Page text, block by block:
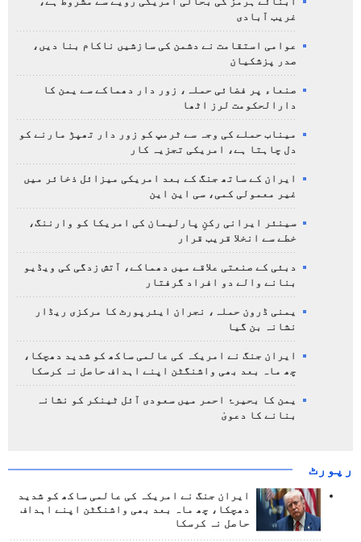
غریب آبادی
عوامی استقامت نے دشمن کی سازشیں ناکام بنا دیں،
صدر پزشکیان
صنعاء پر فضائی حملہ، زور دار دھماکے سے یمن کا
دارالحکومت لرز اٹھا
میناب حملے کی وجہ سے ٹرمپ کو زور دار تھپڑ مارنے کو
دل چاہتا ہے، امریکی تجزیہ کار
ایران کے ساتھ جنگ کے بعد امریکی میزائل ذخائر میں
غیر معمولی کمی، سی این این
سینئر ایرانی رکنِ پارلیمان کی امریکا کو وارننگ،
خطے سے انخلا قریب قرار
دبئی کے صنعتی علاقے میں دھماکے، آتش زدگی کی ویڈیو
بنانے والے دو افراد گرفتار
یمنی ڈرون حملہ، نجران ایئرپورٹ کا مرکزی ریڈار
نشانہ بن گیا
ایران جنگ نے امریکہ کی عالمی ساکھ کو شدید دھچکا،
چھ ماہ بعد بھی واشنگٹن اپنے اہداف حاصل نہ کرسکا
یمن کا بحیرۂ احمر میں سعودی آئل ٹینکر کو نشانہ
بنانے کا دعویٰ
رپورٹ
ایران جنگ نے امریکہ کی عالمی ساکھ کو شدید
دھچکا، چھ ماہ بعد بھی واشنگٹن اپنے اہداف
حاصل نہ کرسکا